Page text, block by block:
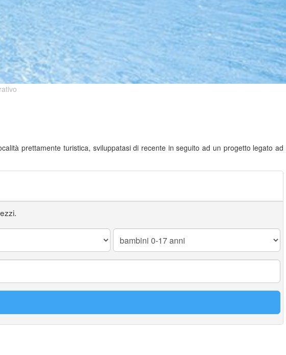
prettamente turistica, sviluppatasi di recente in seguito ad un progetto legato ad
Bambini
17